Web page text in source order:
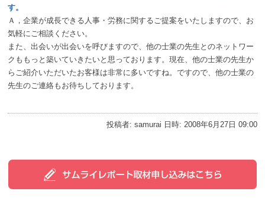
す。
Ａ，企業が成長できる人事・労務に関するご提案をいたしますので、お
気軽にご相談ください。
また、出会いが出会いを呼びますので、他の士業の先生とのネットワー
クももっと築いていきたいと思っております。現在、他の士業の先生か
らご紹介いただいたお客様は非常に多いですね。ですので、他の士業の
先生のご連絡もお待ちしております。
投稿者: samurai 日時: 2008年6月27日 09:00